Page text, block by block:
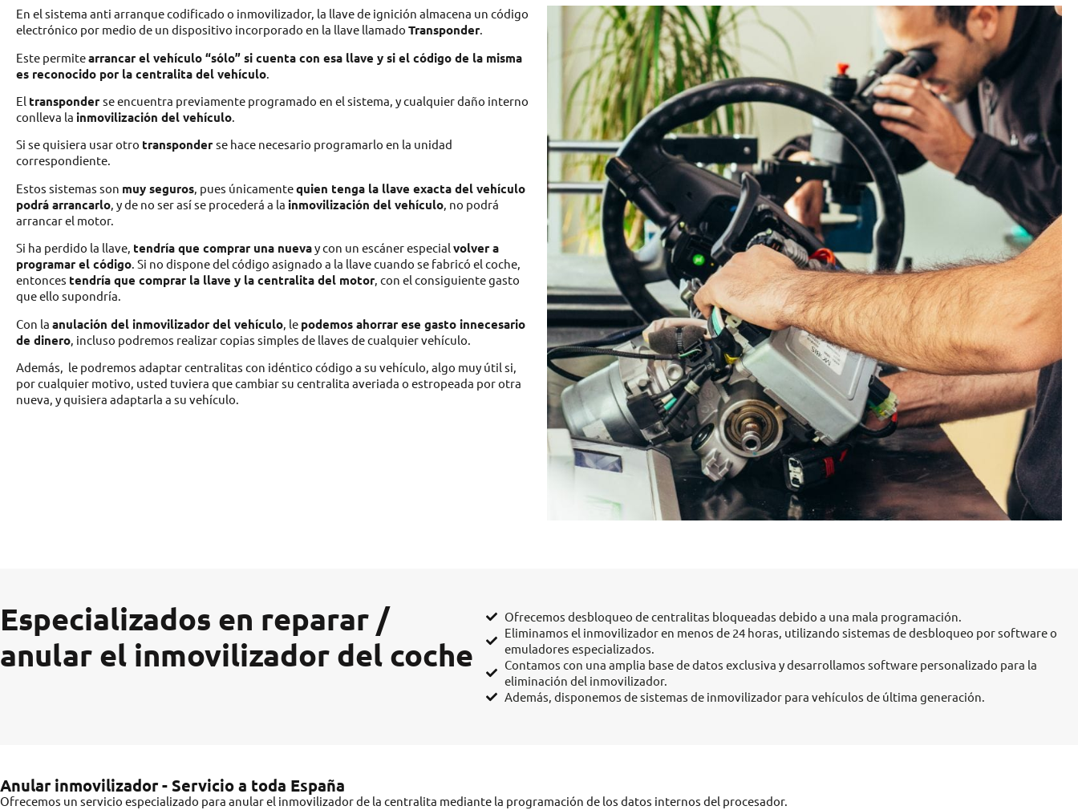
En el sistema anti arranque codificado o inmovilizador, la llave de ignición almacena un código
electrónico por medio de un dispositivo incorporado en la llave llamado Transponder.
Este permitearrancar el vehículo “sólo” si cuenta con esa llave y si el código de la misma
es reconocido por la centralita del vehículo
El transponder se encuentra previamente programado en el sistema, y cualquier daño interno
conlleva la inmovilización del vehículo.
Si se quisiera usar otro transponder se hace necesario programarlo en la unidad
correspondiente.
Estos sistemas son muy seguros , pues únicamentequien tenga la llave exacta del vehículo
podrá arrancarlo , y de no ser así se procederá a la inmovilización del vehículo , no podrá
arrancar el motor.
Si ha perdido la llave, tendría que comprar una nuevay con un escáner especial volver a
programar el código. Si no dispone del código asignado a la llave cuando se fabricó el coche,
entonces tendría que comprar la llave y la centralita del motor, con el consiguiente gasto
que ello supondría.
Con la anulación del inmovilizador del vehículo , le podemos ahorrar ese gasto innecesario
de dinero , incluso podremos realizar copias simples de llaves de cualquier vehículo.
Además, le podremos adaptar centralitas con idéntico código a su vehículo, algo muy útil si,
por cualquier motivo, usted tuviera que cambiar su centralita averiada o estropeada por otra
nueva, y quisiera adaptarla a su vehículo.
Especializados en reparar /
anular el inmovilizador del coche
Ofrecemos desbloqueo de centralitas bloqueadas debido a una mala programación.
Eliminamos el inmovilizador en menos de 24 horas, utilizando sistemas de desbloqueo por software o
emuladores especializados.
Contamos con una amplia base de datos exclusiva y desarrollamos software personalizado para la
eliminación del inmovilizador.
Además, disponemos de sistemas de inmovilizador para vehículos de última generación.
Anular inmovilizador - Servicio a toda España
Ofrecemos un servicio especializado para anular el inmovilizador de la centralita mediante la programación de los datos internos del procesador.